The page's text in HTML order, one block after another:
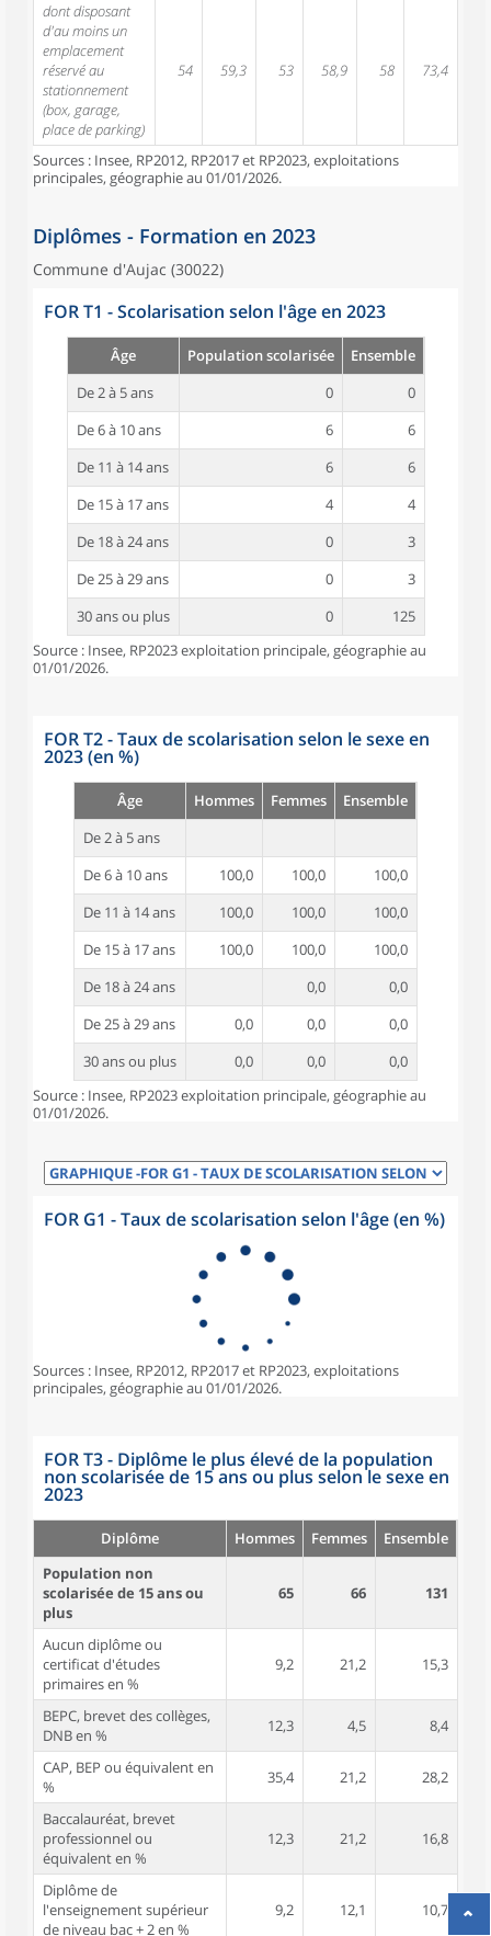
dont disposant
d'au moins un
emplacement
réservé au
stationnement
(box, garage,
place de parking)
54 59,3 53 58,9 58 73,4
Sources : Insee, RP2012, RP2017 et RP2023, exploitations
principales, géographie au 01/01/2026.
Diplômes - Formation en 2023
Commune d'Aujac (30022)
FOR T1 - Scolarisation selon l'âge en 2023
Âge Population scolarisée
Ensemble
De 2 à 5 ans
0
0
De 6 à 10 ans
6
6
De 11 à 14 ans
6
6
De 15 à 17 ans
4
4
De 18 à 24 ans
0
3
De 25 à 29 ans
0
3
30 ans ou plus
0
125
Source : Insee, RP2023 exploitation principale, géographie au
01/01/2026.
FOR T2 - Taux de scolarisation selon le sexe en
2023 (en %)
Âge Hommes Femmes
Ensemble
De 2 à 5 ans
De 6 à 10 ans
100,0 100,0
100,0
De 11 à 14 ans
100,0 100,0
100,0
De 15 à 17 ans
100,0 100,0
100,0
De 18 à 24 ans
0,0
0,0
De 25 à 29 ans
0,0 0,0
0,0
30 ans ou plus
0,0 0,0
0,0
Source : Insee, RP2023 exploitation principale, géographie au
01/01/2026.
FOR G1 - Taux de scolarisation selon l'âge (en %)
Sources : Insee, RP2012, RP2017 et RP2023, exploitations
principales, géographie au 01/01/2026.
FOR T3 - Diplôme le plus élevé de la population
non scolarisée de 15 ans ou plus selon le sexe en
2023
Diplôme Hommes Femmes
Ensemble
Population non
scolarisée de 15 ans ou
plus
65 66 131
Aucun diplôme ou
certificat d'études
primaires en %
9,2 21,2 15,3
BEPC, brevet des collèges,
DNB en %
12,3 4,5 8,4
CAP, BEP ou équivalent en
%
35,4 21,2 28,2
Baccalauréat, brevet
professionnel ou
équivalent en %
12,3 21,2 16,8
Diplôme de
l'enseignement supérieur
de niveau bac + 2 en %
9,2 12,1 10,7